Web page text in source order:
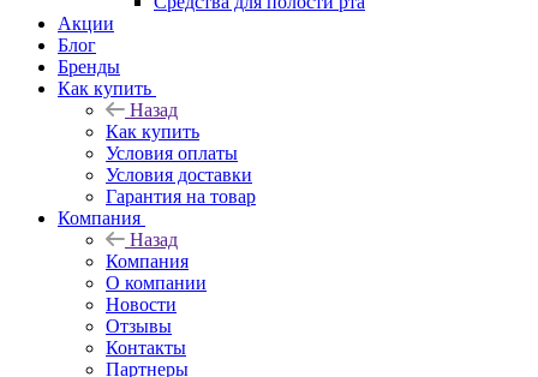
Акции
Блог
Бренды
Как купить
Назад
Как купить
Условия оплаты
Условия доставки
Гарантия на товар
Компания
Назад
Компания
О компании
Новости
Отзывы
Контакты
Партнеры